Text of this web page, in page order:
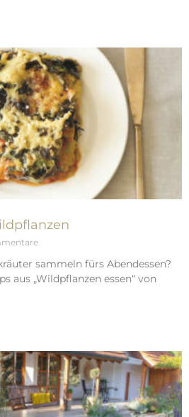
sammeln fürs Abendessen?
aus „Wildpflanzen essen“ von